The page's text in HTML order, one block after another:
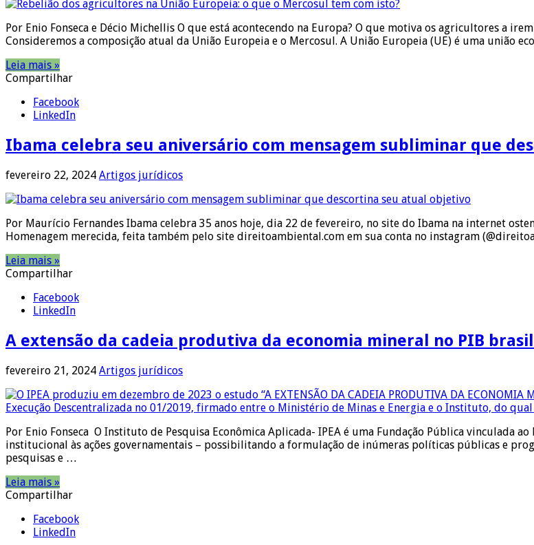
Por Enio Fonseca e Décio Michellis O que está acontecendo na Europa? O que motiva os agricultores a
Consideremos a composição atual da União Europeia e o Mercosul. A União Europeia (UE) é uma união
Leia mais »
Compartilhar
Facebook
LinkedIn
Ibama celebra seu aniversário com mensagem subliminar que
fevereiro 22, 2024 Artigos jurídicos
Por Maurício Fernandes Ibama celebra 35 anos hoje, dia 22 de fevereiro, no site do Ibama na internet
Homenagem merecida, feita também pelo site direitoambiental.com em sua conta no instagram
Leia mais »
Compartilhar
Facebook
LinkedIn
A extensão da cadeia produtiva da economia mineral no PIB
fevereiro 21, 2024 Artigos jurídicos
Por Enio Fonseca O Instituto de Pesquisa Econômica Aplicada- IPEA é uma Fundação Pública vinculada
institucional às ações governamentais – possibilitando a formulação de inúmeras políticas públicas e
pesquisas e …
Leia mais »
Compartilhar
Facebook
LinkedIn